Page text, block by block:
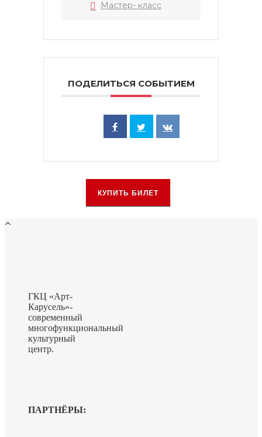
Мастер- класс
ПОДЕЛИТЬСЯ СОБЫТИЕМ
КУПИТЬ БИЛЕТ
ГКЦ «Арт-
Карусель»-
современный
многофункциональный
культурный
центр.
ПАРТНЁРЫ: